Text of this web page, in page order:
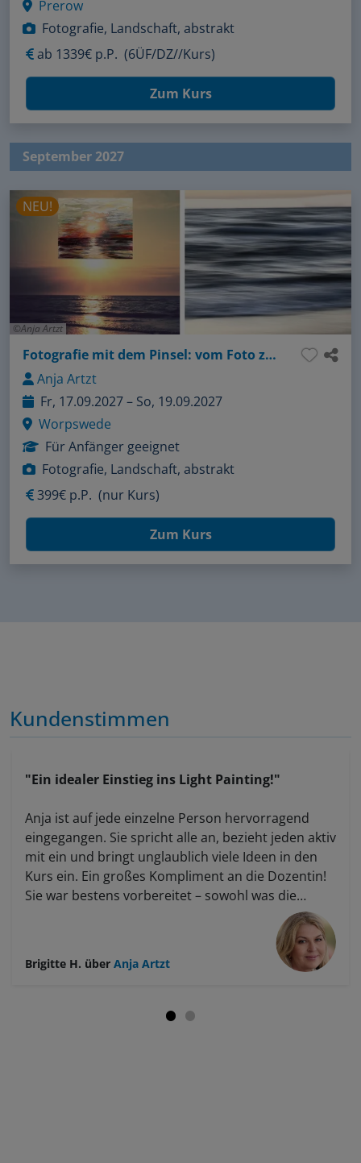
Prerow
Fotografie, Landschaft, abstrakt
ab 1339€ p.P. (6ÜF/DZ//Kurs)
Zum Kurs
September 2027
Anja Artzt
NEU!
Fotografie mit dem Pinsel: vom Foto zum Kunstwerk
Anja Artzt
Fr, 17.09.2027 – So, 19.09.2027
Worpswede
Für Anfänger geeignet
Fotografie, Landschaft, abstrakt
399€ p.P. (nur Kurs)
Zum Kurs
Kundenstimmen
"Ein idealer Einstieg ins Light Painting!"
Anja ist auf jede einzelne Person hervorragend
eingegangen. Sie spricht alle an, bezieht jeden aktiv
mit ein und bringt unglaublich viele Ideen in den
Kurs ein. Ein großes Kompliment an die Dozentin!
Sie war bestens vorbereitet – sowohl was die
Räumlichkeiten als auch die Locations anging.
Sogar dunkle Vorhänge hatte sie dabei, damit der
Raum optimal abgedunkelt werden konnte.
Außerdem brachte sie verschiedenstes Licht-
Lichtstäbe und Lichterketten, die wir alle
Brigitte H. über Anja Artzt